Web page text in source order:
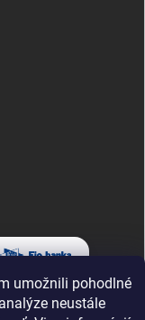
umožnili pohodlné
neustále